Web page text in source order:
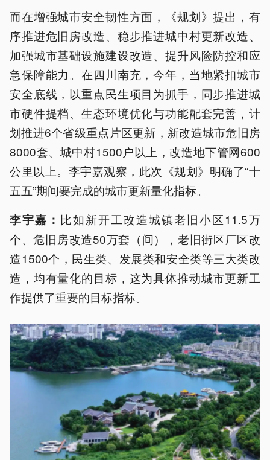
而在增强城市安全韧性方面，《规划》提出，有
序推进危旧房改造、稳步推进城中村更新改造、
加强城市基础设施建设改造、提升风险防控和应
急保障能力。在四川南充，今年，当地紧扣城市
安全底线，以重点民生项目为抓手，同步推进城
市硬件提档、生态环境优化与功能配套完善，计
划推进6个省级重点片区更新，新改造城市危旧房
8000套、城中村1500户以上，改造地下管网600
公里以上。李宇嘉观察，此次《规划》明确了“十
五五”期间要完成的城市更新量化指标。
李宇嘉： 比如新开工改造城镇老旧小区11.5万
个、危旧房改造50万套（间），老旧街区厂区改
造1500个，民生类、发展类和安全类等三大类改
造，均有量化的目标，这为具体推动城市更新工
作提供了重要的目标指标。